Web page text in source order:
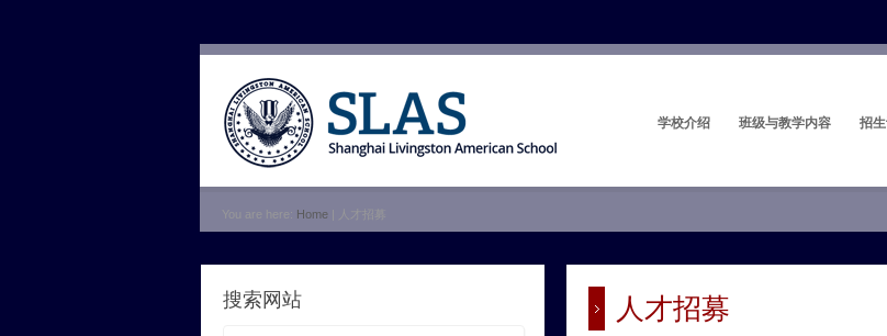
学校介绍 班级与教学内容 招
You are here: Home | 人才招募
人才招募
搜索网站